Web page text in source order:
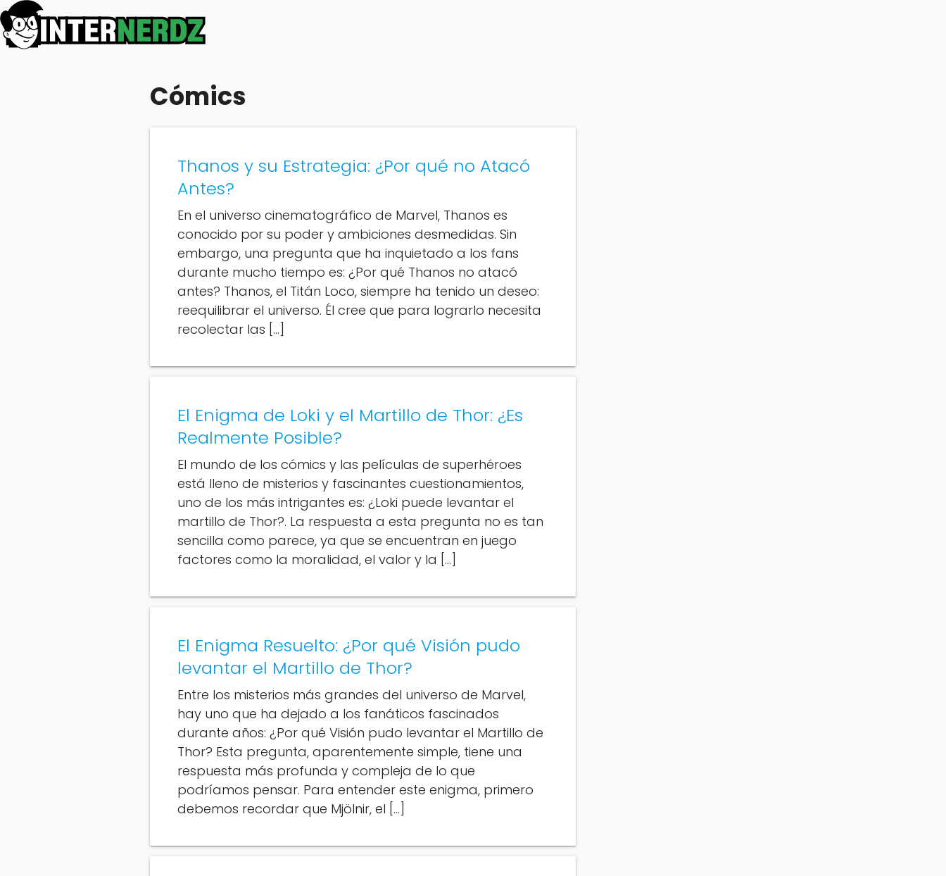
Cómics
Thanos y su Estrategia: ¿Por qué no Atacó
Antes?
En el universo cinematográfico de Marvel, Thanos es
conocido por su poder y ambiciones desmedidas. Sin
embargo, una pregunta que ha inquietado a los fans
durante mucho tiempo es: ¿Por qué Thanos no atacó
antes? Thanos, el Titán Loco, siempre ha tenido un deseo:
reequilibrar el universo. Él cree que para lograrlo necesita
recolectar las […]
El Enigma de Loki y el Martillo de Thor: ¿Es
Realmente Posible?
El mundo de los cómics y las películas de superhéroes
está lleno de misterios y fascinantes cuestionamientos,
uno de los más intrigantes es: ¿Loki puede levantar el
martillo de Thor?. La respuesta a esta pregunta no es tan
sencilla como parece, ya que se encuentran en juego
factores como la moralidad, el valor y la […]
El Enigma Resuelto: ¿Por qué Visión pudo
levantar el Martillo de Thor?
Entre los misterios más grandes del universo de Marvel,
hay uno que ha dejado a los fanáticos fascinados
durante años: ¿Por qué Visión pudo levantar el Martillo de
Thor? Esta pregunta, aparentemente simple, tiene una
respuesta más profunda y compleja de lo que
podríamos pensar. Para entender este enigma, primero
debemos recordar que Mjölnir, el […]